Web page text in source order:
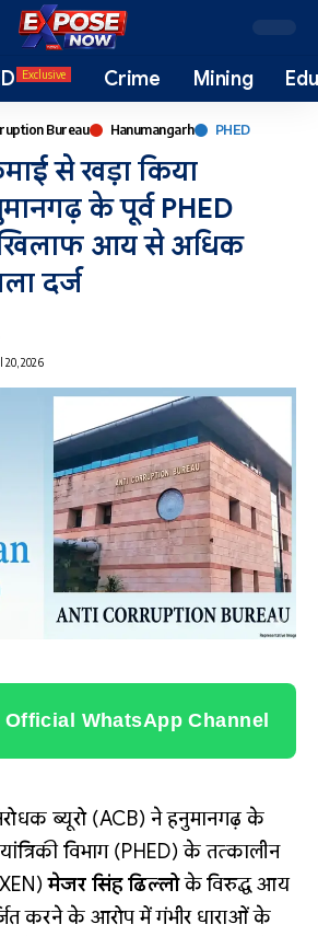
Exclusive Crime Mining
Bureau Hanumangarh PHED
से खड़ा किया
के पूर्व PHED
आय से अधिक
दर्ज
20, 2026
WhatsApp Channel
ब्यूरो (ACB) ने हनुमानगढ़ के
विभाग (PHED) के तत्कालीन
मेजर सिंह ढिल्लोके विरुद्ध आय
करने के आरोप में गंभीर धाराओं के